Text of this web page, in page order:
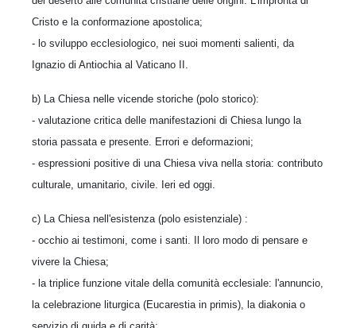
Cristo e la conformazione apostolica;
- lo sviluppo ecclesiologico, nei suoi momenti salienti, da
Ignazio di Antiochia al Vaticano II.
b) La Chiesa nelle vicende storiche (polo sto­rico):
- valutazione critica delle manifestazioni di Chiesa lungo la
storia passata e presente. Errori e deformazioni;
- espressioni positive di una Chiesa viva nella storia: contributo
culturale, umanitario, civile. Ieri ed oggi.
c) La Chiesa nell'esistenza (polo esistenziale) :
- occhio ai testimoni, come i santi. Il loro modo di pensare e
vivere la Chiesa;
- la triplice funzione vitale della comunità ecclesiale: l'annuncio,
la celebrazione liturgica (Eucarestia in primis), la diakonia o